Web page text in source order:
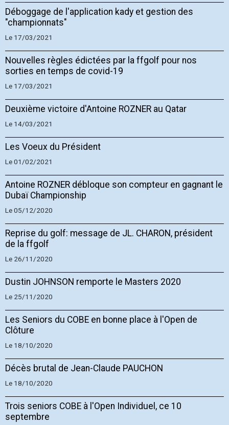
Déboggage de l'application kady et gestion des
"championnats"
Le 17/03/2021
Nouvelles règles édictées par la ffgolf pour nos
sorties en temps de covid-19
Le 17/03/2021
Deuxième victoire d'Antoine ROZNER au Qatar
Le 14/03/2021
Les Voeux du Président
Le 01/02/2021
Antoine ROZNER débloque son compteur en gagnant le
Dubaï Championship
Le 05/12/2020
Reprise du golf: message de JL. CHARON, président
de la ffgolf
Le 26/11/2020
Dustin JOHNSON remporte le Masters 2020
Le 25/11/2020
Les Seniors du COBE en bonne place à l'Open de
Clôture
Le 18/10/2020
Décès brutal de Jean-Claude PAUCHON
Le 18/10/2020
Trois seniors COBE à l'Open Individuel, ce 10
septembre